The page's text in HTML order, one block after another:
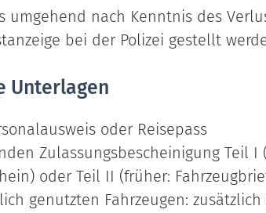
umgehend nach Kenntnis des
bei der Polizei gestellt
Unterlagen
oder Reisepass
Zulassungsbescheinigung Teil I
oder Teil II (früher:
genutzten Fahrzeugen: